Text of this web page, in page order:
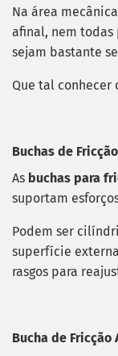
Na área
afinal, nem todas
sejam bastante
Que tal conhecer
Buchas de
As buchas para
suportam
Podem ser
superfície
rasgos para
Bucha de Fricção